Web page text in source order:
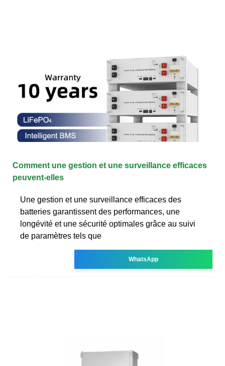
Comment une gestion et une surveillance efficaces
peuvent-elles
Une gestion et une surveillance efficaces des
batteries garantissent des performances, une
longévité et une sécurité optimales grâce au suivi
de paramètres tels que
WhatsApp